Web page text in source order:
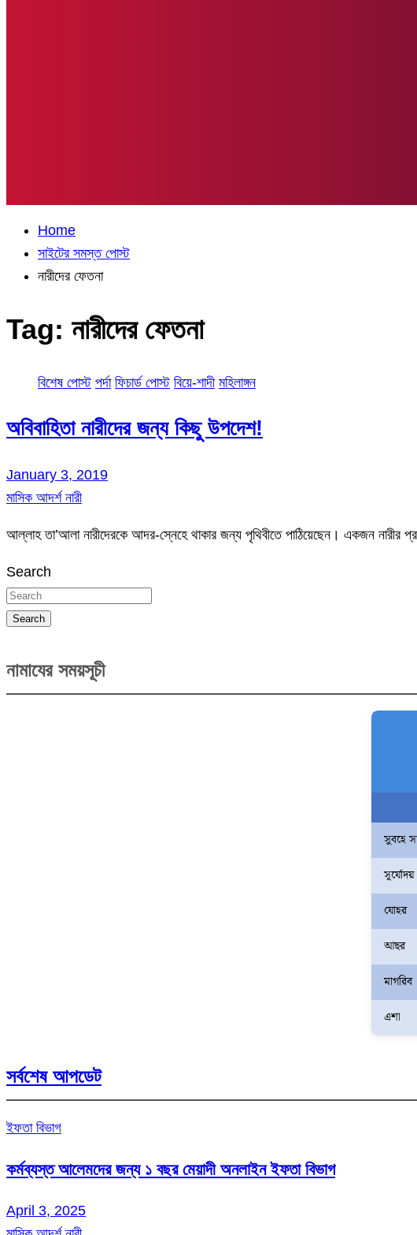
Home
সাইটের সমস্ত পোস্ট
নারীদের ফেতনা
Tag: নারীদের ফেতনা
বিশেষ পোস্ট পর্দা ফিচার্ড পোস্ট বিয়ে-শাদী মহিলাঙ্গন
অবিবাহিতা নারীদের জন্য কিছু উপদেশ!
January 3, 2019
মাসিক আদর্শ নারী
আল্লাহ তা’আলা নারীদেরকে আদর-স্নেহে থাকার জন্য পৃথিবীতে পাঠিয়েছেন। একজন নারীর
Search
Search
নামাযের সময়সূচী
সুবহে
সূর্যোদয়
যোহর
আছর
মাগরিব
এশা
সর্বশেষ আপডেট
ইফতা বিভাগ
কর্মব্যস্ত আলেমদের জন্য ১ বছর মেয়াদী অনলাইন ইফতা বিভাগ
April 3, 2025